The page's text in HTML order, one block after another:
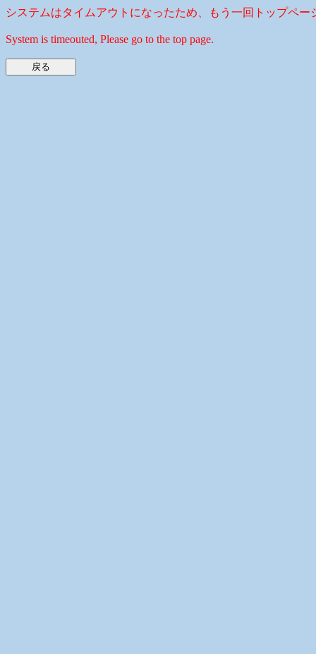
システムはタイムアウトになったため、もう一回トップペー
System is timeouted, Please go to the top page.